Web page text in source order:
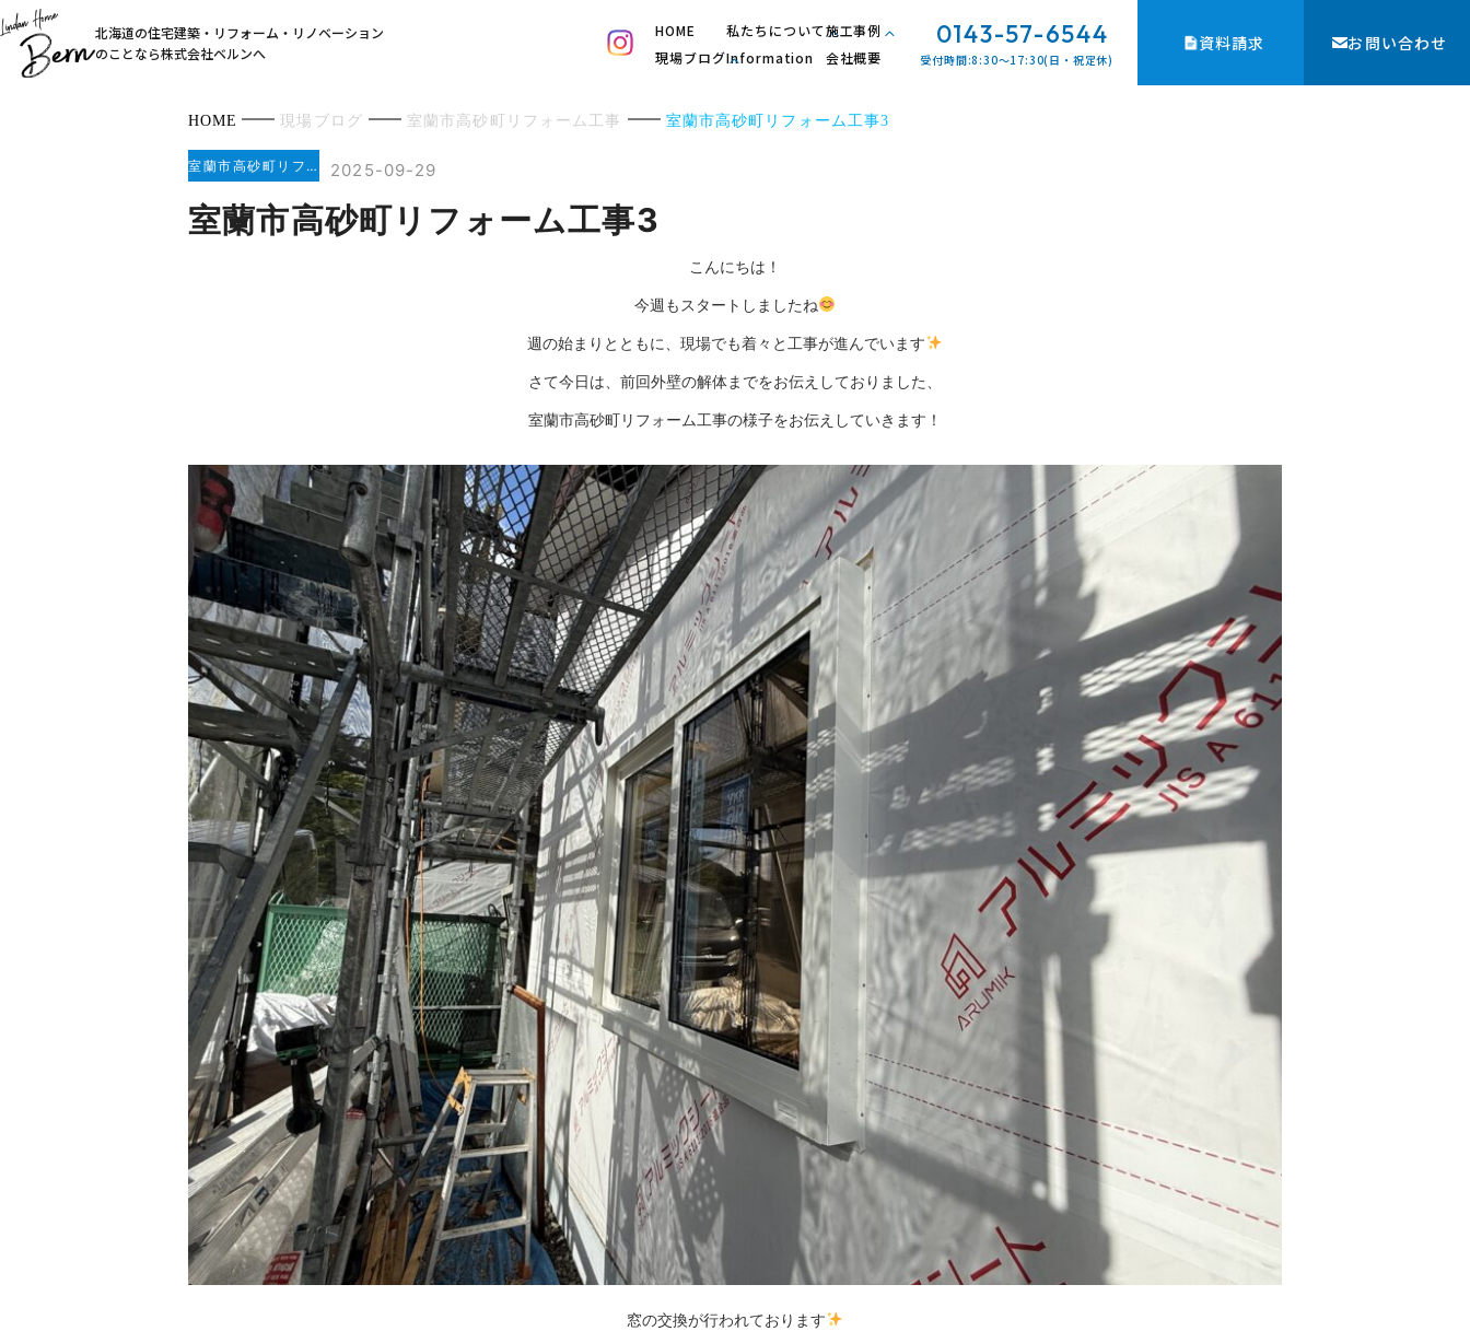
北海道の住宅建築・リフォーム・リノベーション
のことなら株式会社ベルンへ
HOME
現場ブログ
私たちについて
Information
施工事例
会社概要
0143-57-6544
受付時間:8:30〜17:30(日・祝定休)
資料請求 お問い合わせ
HOME 現場ブログ 室蘭市高砂町リフォーム工事 室蘭市高砂町リフォーム工事3
室蘭市高砂町リフォーム工事 2025-09-29
室蘭市高砂町リフォーム工事3
こんにちは！
今週もスタートしましたね
週の始まりとともに、現場でも着々と工事が進んでいます
さて今日は、前回外壁の解体までをお伝えしておりました、
室蘭市高砂町リフォーム工事の様子をお伝えしていきます！
窓の交換が行われております